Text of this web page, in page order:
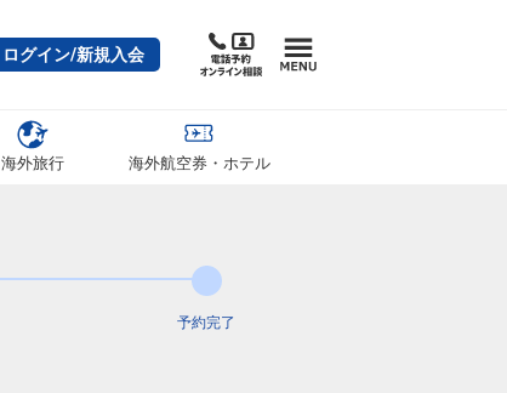
ログイン/新規入会
海外旅行 海外航空券・ホテル
予約完了